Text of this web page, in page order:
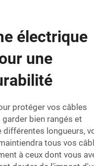
électrique
une
protéger vos câbles
bien rangés et
différentes longueurs,
tous vos
à ceux dont vous